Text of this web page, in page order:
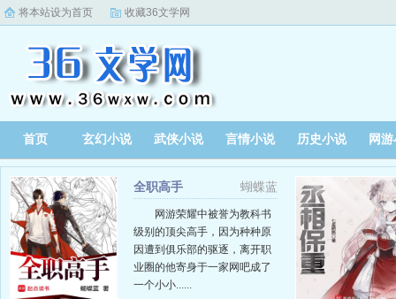
将本站设为首页 收藏36文学网
首页 玄幻小说 武侠小说 言情小说 历史小说 网
蝴蝶蓝
全职高手
网游荣耀中被誉为教科书
级别的顶尖高手，因为种种原
因遭到俱乐部的驱逐，离开职
业圈的他寄身于一家网吧成了
一个小小......